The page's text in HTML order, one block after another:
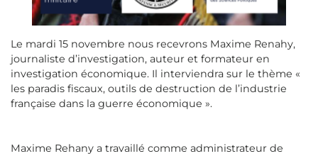
Le mardi 15 novembre nous recevrons Maxime Renahy,
journaliste d’investigation, auteur et formateur en
investigation économique. Il interviendra sur le thème «
les paradis fiscaux, outils de destruction de l’industrie
française dans la guerre économique ».
Maxime Rehany a travaillé comme administrateur de